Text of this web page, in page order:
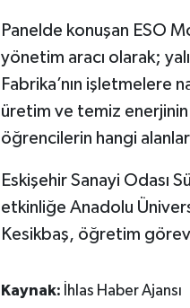
Panelde konuşan ESO
yönetim aracı olarak;
Fabrika’nın işletmelere
üretim ve temiz
öğrencilerin hangi
Eskişehir Sanayi Odası
etkinliğe Anadolu
Kesikbaş, öğretim
Kaynak: İhlas Haber Ajansı